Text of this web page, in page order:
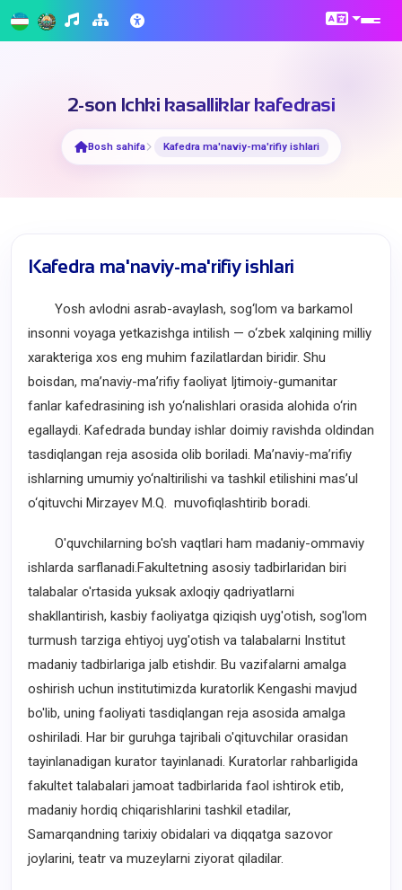
2-son Ichki kasalliklar kafedrasi
Bosh sahifa Kafedra ma'naviy-ma'rifiy ishlari
Kafedra ma'naviy-ma'rifiy ishlari
Yosh avlodni asrab-avaylash, sog‘lom va barkamol
insonni voyaga yetkazishga intilish — o‘zbek xalqining milliy
xarakteriga xos eng muhim fazilatlardan biridir. Shu
boisdan, ma’naviy-ma’rifiy faoliyat Ijtimoiy-gumanitar
fanlar kafedrasining ish yo‘nalishlari orasida alohida o‘rin
egallaydi. Kafedrada bunday ishlar doimiy ravishda oldindan
tasdiqlangan reja asosida olib boriladi. Ma’naviy-ma’rifiy
ishlarning umumiy yo‘naltirilishi va tashkil etilishini mas’ul
o‘qituvchi Mirzayev M.Q. muvofiqlashtirib boradi.
O'quvchilarning bo'sh vaqtlari ham madaniy-ommaviy
ishlarda sarflanadi.Fakultetning asosiy tadbirlaridan biri
talabalar o'rtasida yuksak axloqiy qadriyatlarni
shakllantirish, kasbiy faoliyatga qiziqish uyg'otish, sog'lom
turmush tarziga ehtiyoj uyg'otish va talabalarni Institut
madaniy tadbirlariga jalb etishdir. Bu vazifalarni amalga
oshirish uchun institutimizda kuratorlik Kengashi mavjud
bo'lib, uning faoliyati tasdiqlangan reja asosida amalga
oshiriladi. Har bir guruhga tajribali o'qituvchilar orasidan
tayinlanadigan kurator tayinlanadi. Kuratorlar rahbarligida
fakultet talabalari jamoat tadbirlarida faol ishtirok etib,
madaniy hordiq chiqarishlarini tashkil etadilar,
Samarqandning tarixiy obidalari va diqqatga sazovor
joylarini, teatr va muzeylarni ziyorat qiladilar.